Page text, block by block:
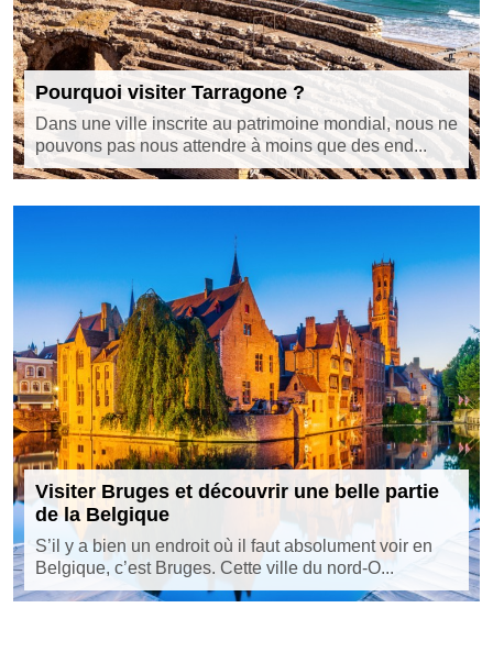
Pourquoi visiter Tarragone ?
Dans une ville inscrite au patrimoine mondial, nous ne
pouvons pas nous attendre à moins que des end...
Visiter Bruges et découvrir une belle partie
de la Belgique
S’il y a bien un endroit où il faut absolument voir en
Belgique, c’est Bruges. Cette ville du nord-O...